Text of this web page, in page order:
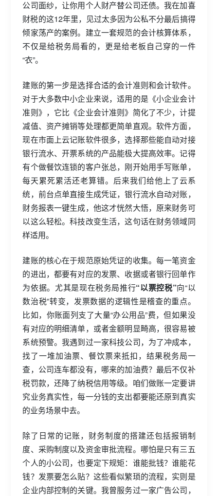
公司面纱，让你用个人财产替公司还债。我在加喜
财税的这12年里，见过太多因为公私不分最后搞得
倾家荡产的案例。建立一套规范的会计核算体系，
不仅是给税务局看的，更是给老板自己穿的一件
“衣”。
建账的第一步是选择合适的会计准则和会计软件。
对于大多数中小企业来说，适用的是《小企业会计
准则》，它比《企业会计准则》简化了不少，计提
减值、资产摊销等处理都更简单直观。软件方面，
现在市面上云记账软件很多，选择那些能自动对接
银行流水、开票系统的产品能极大提高效率。记得
有个做餐饮连锁的客户张总，刚开始用手写账单，
每天累死累活还老算错。后来我们给他上了云系
统，前台点单直接生成凭证，银行流水自动对账，
财务报表一键生成，他这才恍然大悟，原来财务可
以这么轻松。科技改变生活，这句话在财务领域同
样适用。
建账的核心在于规范原始凭证的收集。每一笔资金
的进出，都要有对应的发票、收据或者银行回单作
为依据。尤其是现在税务局推行“以票控税”向“以
数治税”转变，发票数据的逻辑性是稽查的重点。
比如，你账面列支了大量“办公用品”费，但如果没
有对应的明细清单，或者金额明显畸高，很容易被
系统预警。我遇到过一家科技公司，为了冲成本，
找了一堆加油票、餐饮票来抵扣，结果税务局一
查，公司连车都没有，哪来的加油费？最后不仅补
税罚款，还降了纳税信用等级。咱们做账一定要讲
究业务真实性，每一分钱的支出都要能还原到真实
的业务场景中去。
除了日常的记账，财务制度的搭建还包括报销制
度、采购制度以及资金审批流程。哪怕是只有三五
个人的小公司，也要定下规矩：谁能批钱？谁能花
钱？发票要怎么贴？这些看似繁琐的流程，实则是
企业内部控制的关键。我曾服务过一家广告公司，